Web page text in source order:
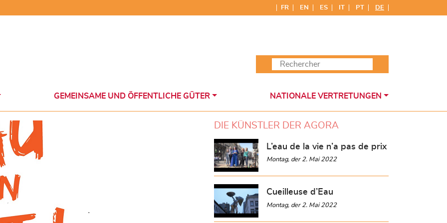
FR EN ES IT PT DE
GEMEINSAME UND ÖFFENTLICHE GÜTER NATIONALE VERTRETUNGEN
DIE KÜNSTLER DER AGORA
L’eau de la vie n’a pas de prix
Montag, der 2. Mai 2022
Cueilleuse d’Eau
Montag, der 2. Mai 2022